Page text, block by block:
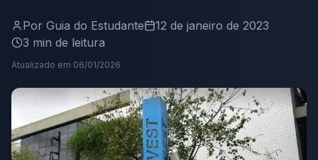
Por Guia do Estudante
12 de janeiro de 2023
3 min de leitura
Atualizado em 06/01/2026